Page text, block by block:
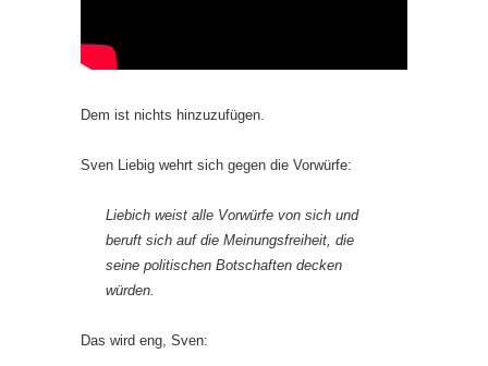
Dem ist nichts hinzuzufügen.
Sven Liebig wehrt sich gegen die Vorwürfe:
Liebich weist alle Vorwürfe von sich und
beruft sich auf die Meinungsfreiheit, die
seine politischen Botschaften decken
würden.
Das wird eng, Sven: